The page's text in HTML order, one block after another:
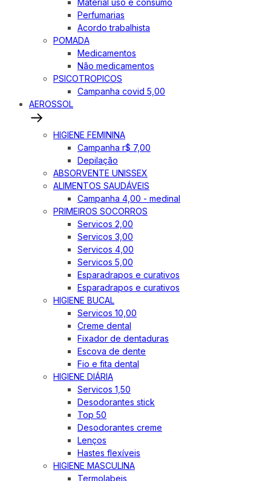
Material uso e consumo
Perfumarias
Acordo trabalhista
POMADA
Medicamentos
Não medicamentos
PSICOTROPICOS
Campanha covid 5,00
AEROSSOL
HIGIENE FEMININA
Campanha r$ 7,00
Depilação
ABSORVENTE UNISSEX
ALIMENTOS SAUDÁVEIS
Campanha 4,00 - medinal
PRIMEIROS SOCORROS
Servicos 2,00
Servicos 3,00
Servicos 4,00
Servicos 5,00
Esparadrapos e curativos
Esparadrapos e curativos
HIGIENE BUCAL
Servicos 10,00
Creme dental
Fixador de dentaduras
Escova de dente
Fio e fita dental
HIGIENE DIÁRIA
Servicos 1,50
Desodorantes stick
Top 50
Desodorantes creme
Lenços
Hastes flexíveis
HIGIENE MASCULINA
Termolabeis